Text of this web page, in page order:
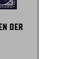
DER